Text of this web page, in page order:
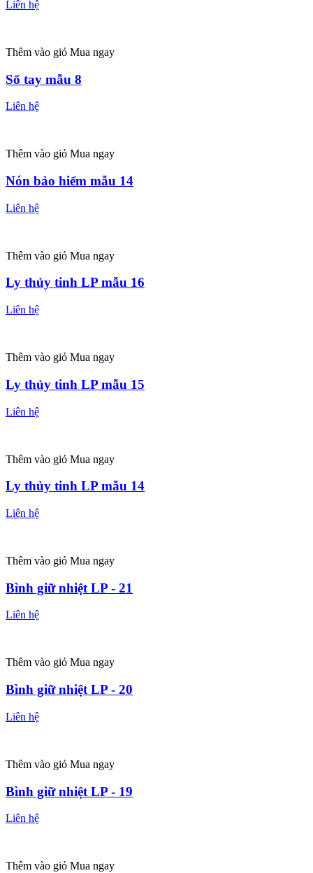
Liên hệ
Thêm vào giỏ Mua ngay
Sổ tay mẫu 8
Liên hệ
Thêm vào giỏ Mua ngay
Nón bảo hiểm mẫu 14
Liên hệ
Thêm vào giỏ Mua ngay
Ly thủy tinh LP mẫu 16
Liên hệ
Thêm vào giỏ Mua ngay
Ly thủy tinh LP mẫu 15
Liên hệ
Thêm vào giỏ Mua ngay
Ly thủy tinh LP mẫu 14
Liên hệ
Thêm vào giỏ Mua ngay
Bình giữ nhiệt LP - 21
Liên hệ
Thêm vào giỏ Mua ngay
Bình giữ nhiệt LP - 20
Liên hệ
Thêm vào giỏ Mua ngay
Bình giữ nhiệt LP - 19
Liên hệ
Thêm vào giỏ Mua ngay